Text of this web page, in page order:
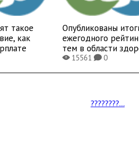
такое
как
Опубликованы
ежегодного
тем в области
X15561K0
????????...